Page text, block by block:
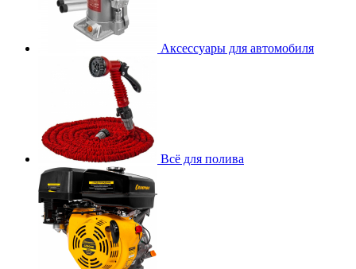
Аксессуары для автомобиля
Всё для полива